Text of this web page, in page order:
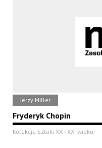
Jerzy Miller
Fryderyk Chopin
Kolekcja Sztuki XX i XXI wieku